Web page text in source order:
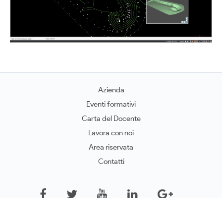
Azienda
Eventi formativi
Carta del Docente
Lavora con noi
Area riservata
Contatti